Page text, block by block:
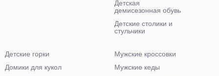
Детская
демисезонная обувь
Детские столики и
стульчики
Детские горки
Домики для кукол
Мужские кроссовки
Мужские кеды